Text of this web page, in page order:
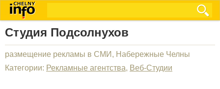
Студия Подсолнухов
размещение рекламы в СМИ, Набережные Челны
Категории: Рекламные агентства, Веб-Студии